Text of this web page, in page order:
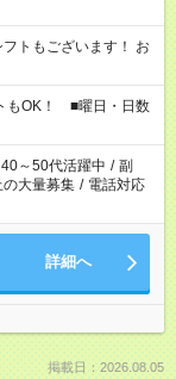
もOK！ ■曜日・日数
40～50代活躍中 / 副
の大量募集 / 電話対応
詳細へ
掲載日：2026.08.05